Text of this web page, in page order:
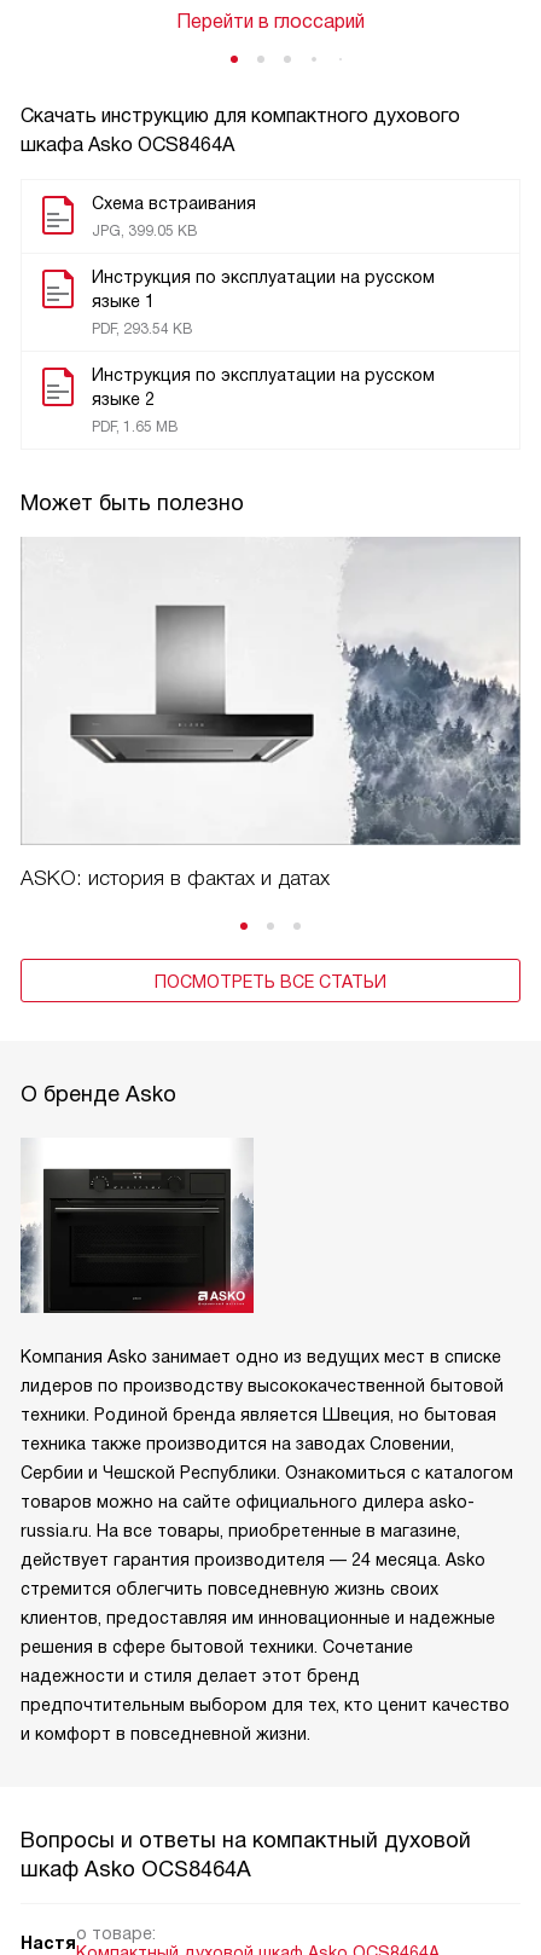
Скачать инструкцию для компактного духового
шкафа Asko OCS8464A
Схема встраивания
JPG, 399.05 KB
Инструкция по эксплуатации на русском
языке 1
PDF, 293.54 KB
Инструкция по эксплуатации на русском
языке 2
PDF, 1.65 MB
Может быть полезно
ASKO: история в фактах и датах
ПОСМОТРЕТЬ ВСЕ СТАТЬИ
Перейти в глоссарий
О бренде Asko
Компания Asko занимает одно из ведущих мест в списке
лидеров по производству высококачественной бытовой
техники. Родиной бренда является Швеция, но бытовая
техника также производится на заводах Словении,
Сербии и Чешской Республики. Ознакомиться с каталогом
товаров можно на сайте официального дилера asko-
russia.ru. На все товары, приобретенные в магазине,
действует гарантия производителя — 24 месяца. Asko
стремится облегчить повседневную жизнь своих
клиентов, предоставляя им инновационные и надежные
решения в сфере бытовой техники. Сочетание
надежности и стиля делает этот бренд
предпочтительным выбором для тех, кто ценит качество
и комфорт в повседневной жизни.
Вопросы и ответы на компактный духовой
шкаф Asko OCS8464A
Настяо товаре: